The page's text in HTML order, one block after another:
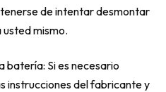
de intentar desmontar
mismo.
batería: Si es necesario
instrucciones del fabricante y